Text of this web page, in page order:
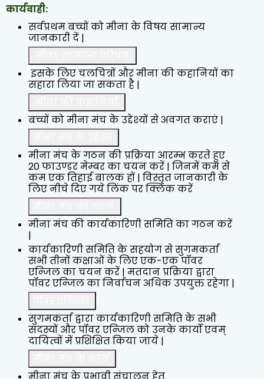
कार्यवाही:
सर्वप्रथम बच्चों को मीना के विषय सामान्य
जानकारी दें |
इसके लिए चलचित्रों और मीना की कहानियों का
सहारा लिया जा सकता है |
बच्चों को मीना मंच के उद्देश्यों से अवगत कराएं |
मीना मंच के गठन की प्रक्रिया आरम्भ करते हुए
20 फाउण्डर मेम्बर का चयन करें | जिनमें कम से
कम एक तिहाई बालक हों | विस्तृत जानकारी के
लिए नीचे दिए गये लिंक पर क्लिक करें
मीना मंच की कार्यकारिणी समिति का गठन करें
|
कार्यकारिणी समिति के सहयोग से सुगमकर्ता
सभी तीनों कक्षाओं के लिए एक-एक पॉवर
एन्जिल का चयन करें | मतदान प्रक्रिया द्वारा
पॉवर एन्जिल का निर्वाचन अधिक उपयुक्त रहेगा |
सुगमकर्ता द्वारा कार्यकारिणी समिति के सभी
सदस्यों और पॉवर एन्जिल को उनके कार्यों एवम्
दायित्वों में प्रशिक्षित किया जाये |
मीना मंच के प्रभावी संचालन हेतु